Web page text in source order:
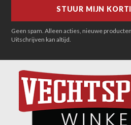
Geen spam. Alleen acties, nieuwe
Uitschrijven kan altijd.